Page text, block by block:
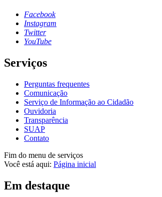
Facebook
Instagram
Twitter
YouTube
Serviços
Perguntas frequentes
Comunicação
Serviço de Informação ao Cidadão
Ouvidoria
Transparência
SUAP
Contato
Fim do menu de serviços
Você está aqui: Página inicial
Em destaque